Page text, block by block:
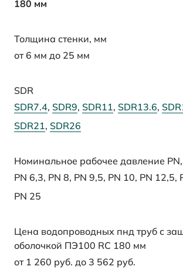
180 мм
Толщина стенки, мм
от 6 мм до 25 мм
SDR
SDR7.4, SDR9, SDR11, SDR13.6,
SDR21, SDR26
Номинальное рабочее давление
PN 6,3, PN 8, PN 9,5, PN 10, PN 12,5,
PN 25
Цена водопроводных пнд труб с
оболочкой ПЭ100 RC 180 мм
от 1 260 руб. до 3 562 руб.